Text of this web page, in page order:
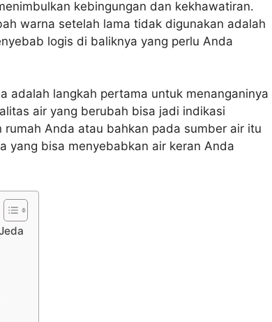
kebingungan dan kekhawatiran.
warna setelah lama tidak digunakan adalah
logis di baliknya yang perlu Anda
adalah langkah pertama untuk menanganinya
air yang berubah bisa jadi indikasi
Anda atau bahkan pada sumber air itu
yang bisa menyebabkan air keran Anda